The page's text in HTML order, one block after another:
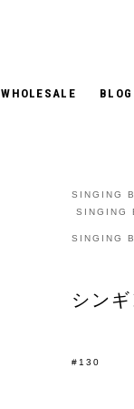
WHOLESALE BLOG
SINGING
SINGING
SINGING
シン
#130